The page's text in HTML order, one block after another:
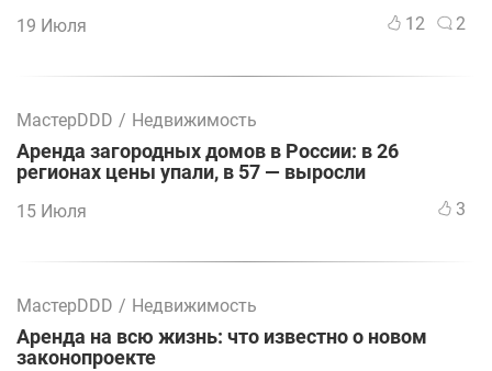
19 Июля 12 2
МастерDDD / Недвижимость
Аренда загородных домов в России: в 26
регионах цены упали, в 57 — выросли
15 Июля 3
МастерDDD / Недвижимость
Аренда на всю жизнь: что известно о новом
законопроекте